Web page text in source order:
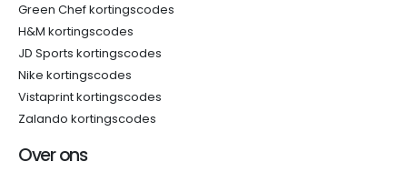
Green Chef kortingscodes
H&M kortingscodes
JD Sports kortingscodes
Nike kortingscodes
Vistaprint kortingscodes
Zalando kortingscodes
Over ons